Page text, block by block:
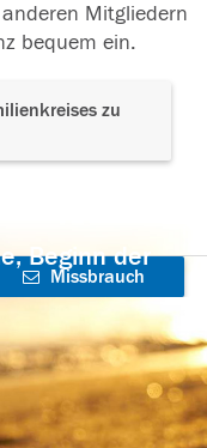
Mitgliedern
bequem ein.
zu
Beginn der
Missbrauch